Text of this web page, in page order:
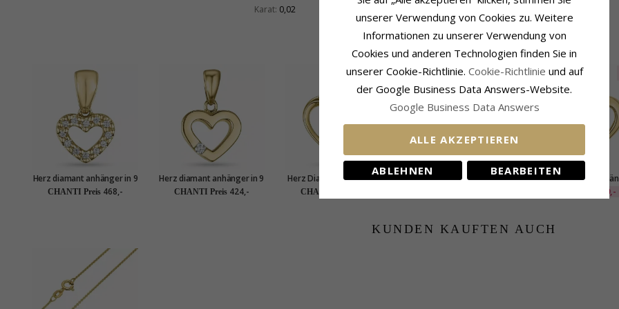
Karat: 0,02
VERWANDTE PRODUKTE
Herz diamant anhänger in 9
karat gold 0,06 ct
CHANTI Preis 468,-
Herz diamant anhänger in 9
karat gold 0,02 ct
CHANTI Preis 424,-
Herz Diamant Anhänger in
9 karat Gold 0,009 ct
CHANTI Preis
Herz Diamant Anhänger in
SALE
Herz Diamant
14 karat Gold 0,07
500,-
KUNDEN KAUFTEN AUCH
unserer Verwendung von Cookies zu. Weitere
Informationen zu unserer Verwendung von
Cookies und anderen Technologien finden Sie in
unserer Cookie-Richtlinie. Cookie-Richtlinie und auf
der Google Business Data Answers-Website.
Google Business Data Answers
ALLE AKZEPTIEREN
ABLEHNEN BEARBEITEN